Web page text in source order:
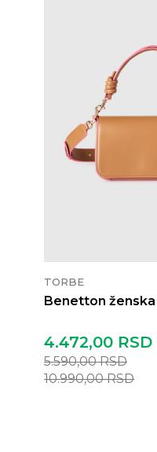
TORBE
Benetton
4.472,00 RSD
5.590,00RSD
10.990,00RSD